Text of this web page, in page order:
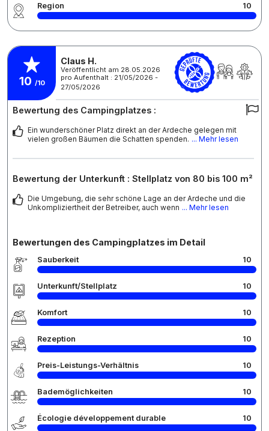
Region 10
10 /10
Claus H.
Veröffentlicht am 28.05.2026
pro Aufenthalt : 21/05/2026 -
27/05/2026
Bewertung des Campingplatzes :
Ein wunderschöner Platz direkt an der Ardeche gelegen mit
vielen großen Bäumen die Schatten spenden. ... Mehr lesen
Bewertung der Unterkunft : Stellplatz von 80 bis 100 m²
Die Umgebung, die sehr schöne Lage an der Ardeche und die
Unkompliziertheit der Betreiber, auch wenn ... Mehr lesen
Bewertungen des Campingplatzes im Detail
Sauberkeit 10
Unterkunft/Stellplatz 10
Komfort 10
Rezeption 10
Preis-Leistungs-Verhältnis 10
Bademöglichkeiten 10
Écologie développement durable 10